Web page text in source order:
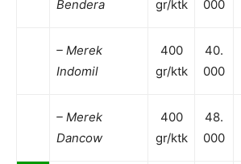
Bendera
gr/ktk
000
– Merek
Indomil
400
gr/ktk
40.
000
– Merek
Dancow
400
gr/ktk
48.
000